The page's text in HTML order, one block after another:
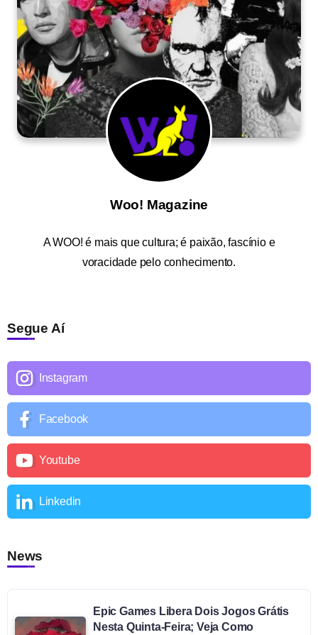
Woo! Magazine
AWOO! é mais que cultura; é paixão, fascínio e
voracidade pelo conhecimento.
Segue Aí
Instagram
Facebook
Youtube
Linkedin
News
Epic Games Libera Dois Jogos Grátis
Nesta Quinta-Feira; Veja Como